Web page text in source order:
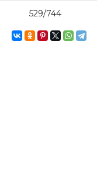
529/744